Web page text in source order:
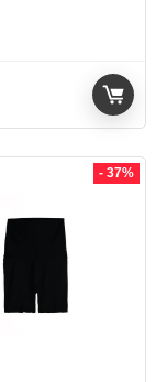
prijs
Huidige prijs is:
- 37%